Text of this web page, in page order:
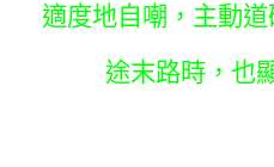
適度地自嘲，主動
途末路時，也